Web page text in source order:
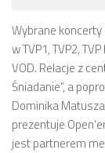
Wybrane
w TVP1, TVP2,
VOD. Relacje z
Śniadanie”, a
Dominika
prezentuje
jest partnerem